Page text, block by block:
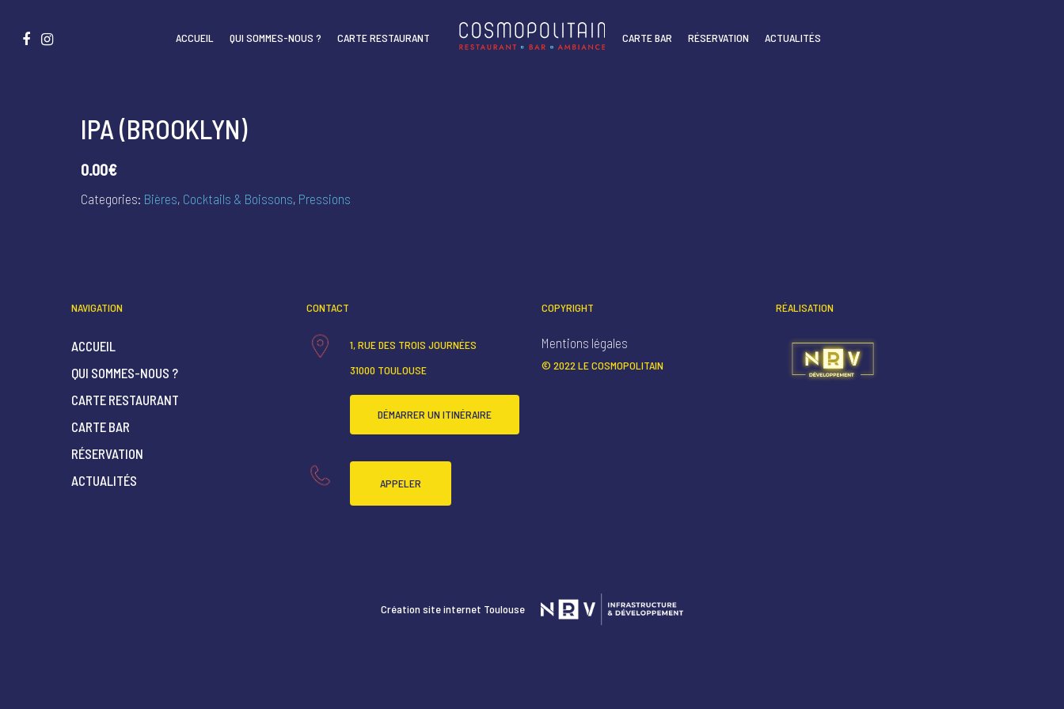
ACCUEIL QUI SOMMES-NOUS ? CARTE RESTAURANT CARTE BAR RÉSERVATION ACTUALITÉS
IPA (BROOKLYN)
0.00€
Categories: Bières, Cocktails & Boissons, Pressions
NAVIGATION
ACCUEIL
QUI SOMMES-NOUS ?
CARTE RESTAURANT
CARTE BAR
RÉSERVATION
ACTUALITÉS
CONTACT
1, RUE DES TROIS JOURNÉES
31000 TOULOUSE
DÉMARRER UN ITINÉRAIRE
APPELER
COPYRIGHT
Mentions légales
© 2022 LE COSMOPOLITAIN
RÉALISATION
Création site internet Toulouse